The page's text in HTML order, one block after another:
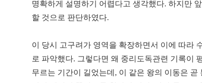
명확하게 설명하기 어렵다고 생각했다. 하지만
할 것으로 판단하였다.
이 당시 고구려가 영역을 확장하면서 이에 따라
로 파악했다. 그렇다면 왜 중리도독관련 기록이
무르는 기간이 길었는데, 이 같은 왕의 이동은